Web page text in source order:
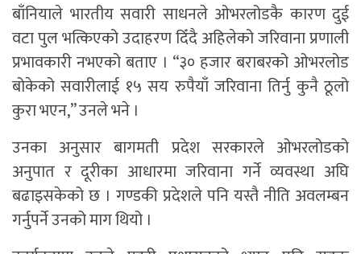
बाँनियाले भारतीय सवारी साधनले ओभरलोडकै कारण दुई
वटा पुल भत्किएको उदाहरण दिँदै अहिलेको जरिवाना प्रणाली
प्रभावकारी नभएको बताए । “३० हजार बराबरको ओभरलोड
बोकेको सवारीलाई १५ सय रुपैयाँ जरिवाना तिर्नु कुनै ठूलो
कुरा भएन,” उनले भने ।
उनका अनुसार बागमती प्रदेश सरकारले ओभरलोडको
अनुपात र दूरीका आधारमा जरिवाना गर्ने व्यवस्था अघि
बढाइसकेको छ । गण्डकी प्रदेशले पनि यस्तै नीति अवलम्बन
गर्नुपर्ने उनको माग थियो ।